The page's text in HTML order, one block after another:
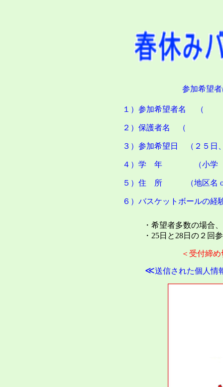
参加希望
１） 参加希望者名
２）保護者名
３） 参加希望日 （２５日
４） 学 年 （小
５） 住 所 （地区名 or
６） バスケットボールの
・希望者多数の場合
・25日と28日の２回
≪送信された個人情
＜受付締